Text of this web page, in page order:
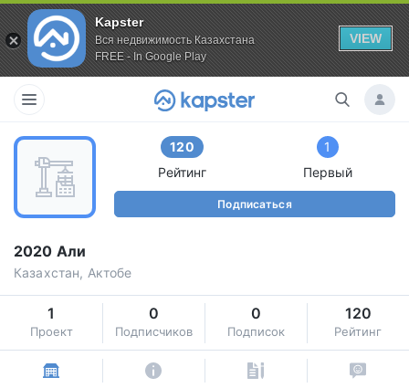
Kapster
Вся недвижимость Казахстана
FREE - In Google Play
VIEW
120
Рейтинг
1
Первый
Подписаться
2020 Али
Казахстан, Актобе
1
Проект
0
Подписчиков
0
Подписок
120
Рейтинг